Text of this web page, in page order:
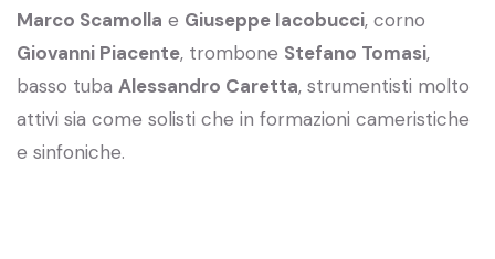
Marco Scamolla e Giuseppe Iacobucci, corno
Giovanni Piacente, trombone Stefano Tomasi,
basso tuba Alessandro Caretta, strumentisti molto
attivi sia come solisti che in formazioni cameristiche
e sinfoniche.